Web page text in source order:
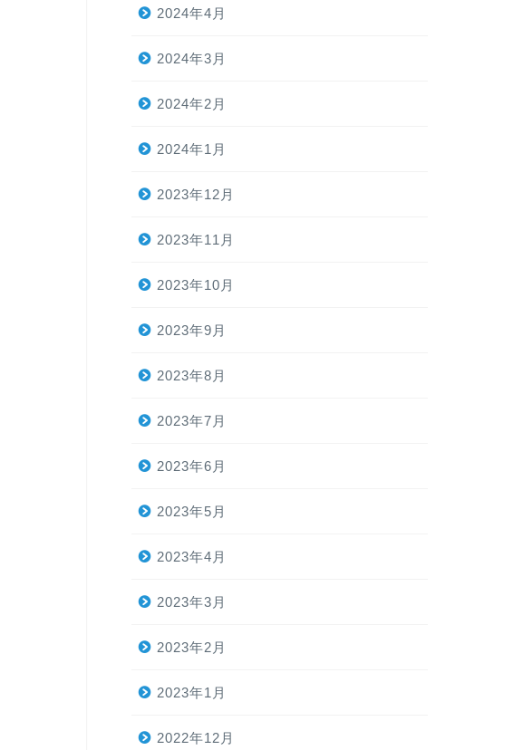
2024年4月
2024年3月
2024年2月
2024年1月
2023年12月
2023年11月
2023年10月
2023年9月
2023年8月
2023年7月
2023年6月
2023年5月
2023年4月
2023年3月
2023年2月
2023年1月
2022年12月